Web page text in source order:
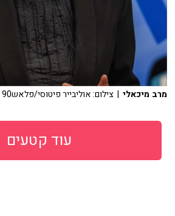
מרב מיכאלי | צילום: אוליבייר פיטוסי/פלאש90
עוד קטעים